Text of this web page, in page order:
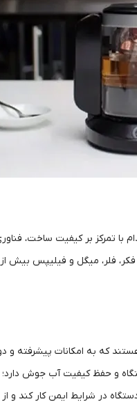
با تمرکز بر کیفیت ساخت،
فکر، فلر، میگل و فیلیپس
که به امکانات پیشرفته
و حفظ کیفیت آب جوش دارد؛
در شرایط ایمن کار کند و